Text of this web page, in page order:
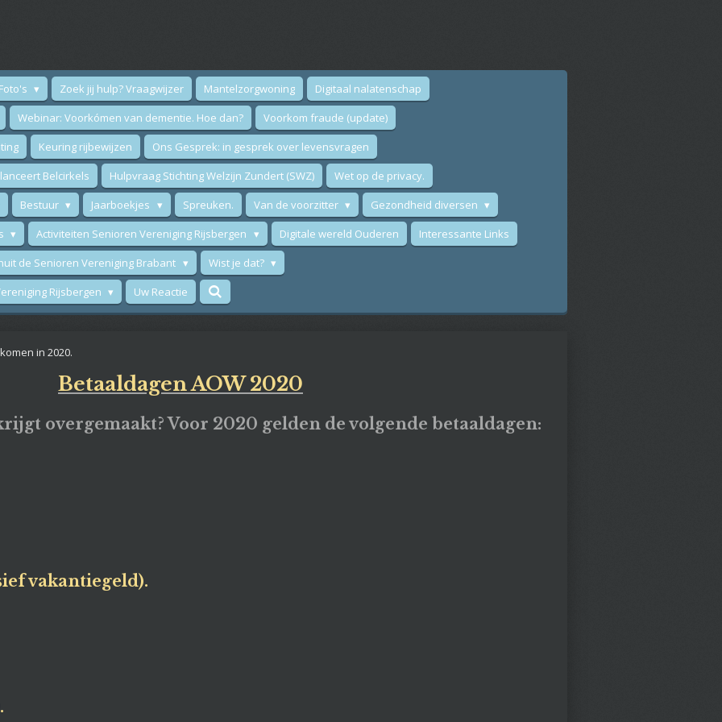
Foto's Zoek jij hulp? Vraagwijzer Mantelzorgwoning
Digitaal nalatenschap
Webinar: Voorkómen van dementie. Hoe dan?
Voorkom fraude (update)
Keuring rijbewijzen
Ons Gesprek: in gesprek over levensvragen
Belcirkels
Hulpvraag Stichting Welzijn Zundert (SWZ)
Wet op de privacy.
Bestuur Jaarboekjes Spreuken. Van de voorzitter
Gezondheid diversen
Activiteiten Senioren Vereniging Rijsbergen Digitale wereld Ouderen
Interessante Links
de Senioren Vereniging Brabant
Wist je dat?
Rijsbergen
Uw Reactie
in 2020.
Betaaldagen AOW 2020
overgemaakt? Voor 2020 gelden de volgende betaaldagen:
vakantiegeld).